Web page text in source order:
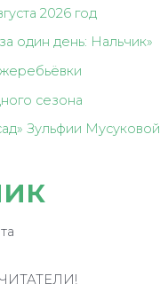
2026 год
один день: Нальчик»
сезона
Зульфии Мусуковой